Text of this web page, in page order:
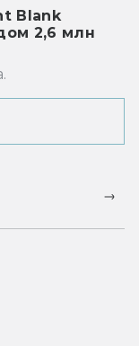
Blank
2,6 млн